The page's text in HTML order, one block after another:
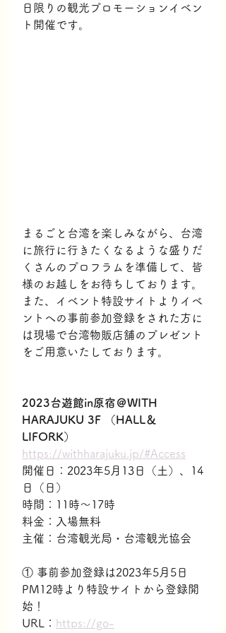
日限りの観光プロモーションイベン
ト開催です。
まるごと台湾を楽しみながら、台湾
に旅行に行きたくなるような盛りだ
くさんのプロフラムを準備して、皆
様のお越しをお待ちしております。
また、イベント特設サイトよりイベ
ントへの事前参加登録をされた方に
は現場で台湾物販店舗のプレゼント
をご用意いたしております。
2023台遊館in原宿＠WITH
HARAJUKU 3F （HALL＆
LIFORK）
https://withharajuku.jp/#Access
開催日：2023年5月13日（土）、14
日（日）
時間：11時～17時
料金：入場無料
主催：台湾観光局・台湾観光協会
① 事前参加登録は2023年5月5日
PM12時より特設サイトから登録開
始！
URL：
https://go-